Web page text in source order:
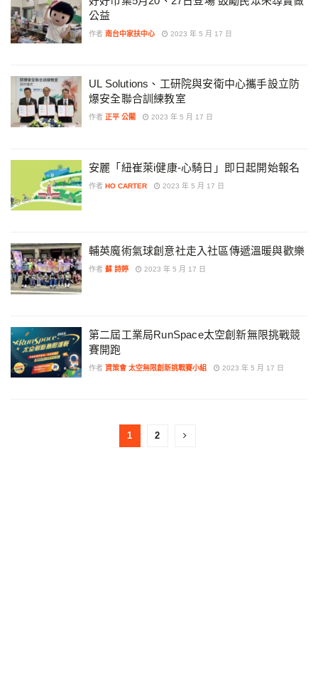
公益
作者 南台中家扶中心 2023 年 5 月 17 日
UL Solutions、工研院與安衛中心攜手設立防
爆安全聯合訓練教室
作者 正平 公關 2023 年 5 月 17 日
安麗「紐崔萊i健康-心騎日」即日起開始報名
作者 HO CARTER 2023 年 5 月 17 日
輔英魔術氣球創意社走入社區傳遞溫暖與歡樂
作者 蘇 詩婷 2023 年 5 月 17 日
第二屆工業局RunSpace太空創新無限挑戰競
賽開跑
作者 資策會 太空無限創新挑戰賽小組 2023 年 5 月 17 日
1 2